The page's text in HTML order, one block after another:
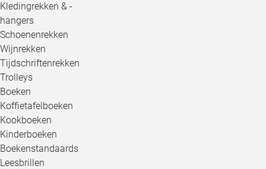
Kledingrekken & -
hangers
Schoenenrekken
Wijnrekken
Tijdschriftenrekken
Trolleys
Boeken
Koffietafelboeken
Kookboeken
Kinderboeken
Boekenstandaards
Leesbrillen